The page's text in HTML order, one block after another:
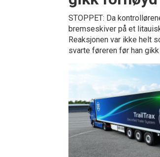
STOPPET: Da
bremseskiver på et
Reaksjonen var ikke helt
svarte føreren før han